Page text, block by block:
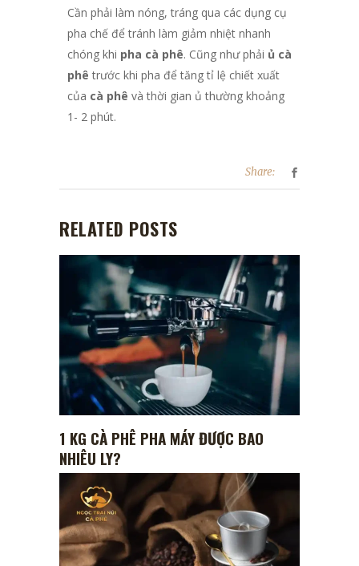
Cần phải làm nóng, tráng qua các dụng cụ
pha chế để tránh làm giảm nhiệt nhanh
chóng khi pha cà phê. Cũng như phải ủ cà
phê trước khi pha để tăng tỉ lệ chiết xuất
của cà phê và thời gian ủ thường khoảng
1- 2 phút.
Share:
RELATED POSTS
1 KG CÀ PHÊ PHA MÁY ĐƯỢC BAO
NHIÊU LY?